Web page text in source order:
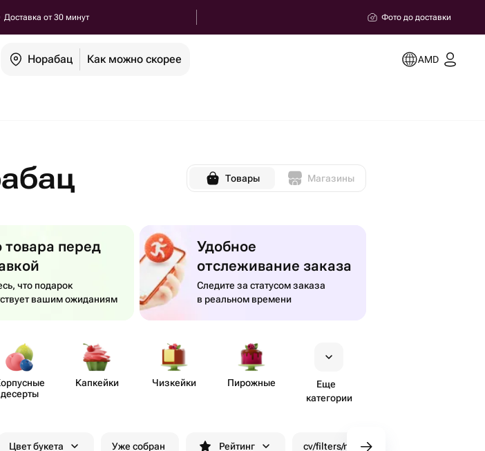
Доставка от 30 минут Фото до доставки
Норабац Как можно скорее AMD
Товары Магазины
перед
что подарок
вашим ожиданиям
Удобное
отслеживание заказа
Следите за статусом заказа
в реальном времени
десерты
Капкейки Чизкейки Пирожные
Еще
категории
Цвет букета Уже собран Рейтинг cv/filters/name_fast_delivery